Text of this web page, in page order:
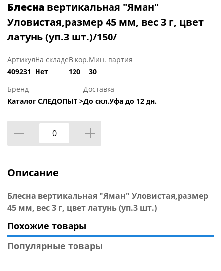
Блесна вертикальная "Яман"
Уловистая,размер 45 мм, вес 3 г, цвет
латунь (уп.3 шт.)/150/
Артикул
409231
На складе
Нет
В кор.
120
Мин. партия
30
Бренд
Каталог СЛЕДОПЫТ >
Доставка
До скл.Уфа до 12 дн.
Описание
Блесна вертикальная "Яман" Уловистая,размер
45 мм, вес 3 г, цвет латунь (уп.3 шт.)
Похожие товары
Популярные товары